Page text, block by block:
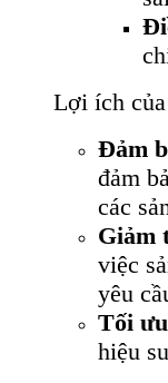
Lợi ích
Đảm
đảm
các
Giảm
việc
yêu
Tối
hiệu